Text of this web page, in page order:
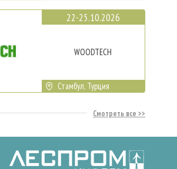
22-25.10.2026
WOODTECH
Стамбул, Турция
Смотреть все